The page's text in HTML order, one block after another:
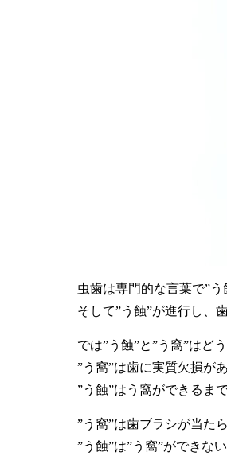
虫歯は専門的な言葉で”う
そして”う蝕”が進行し、
では”う蝕”と”う窩”はど
”う窩”は歯に実質欠損が
”う蝕”はう窩ができるま
”う窩”は歯ブラシが当た
”う蝕”は”う窩”ができな